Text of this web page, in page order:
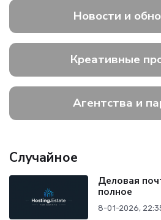
Новости и
Креативные
Агентства и
Случайное
Деловая
полное
8-01-2026,